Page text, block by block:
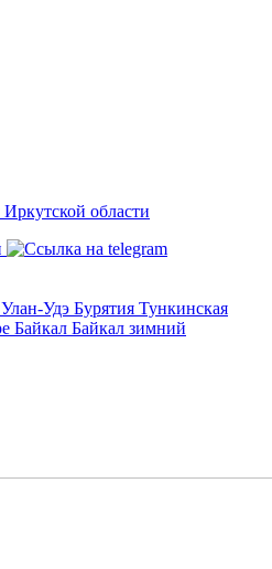
области
Улан-Удэ Бурятия Тункинская
Байкал Байкал зимний